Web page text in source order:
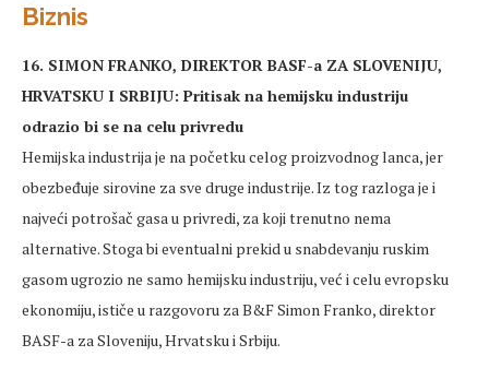
Biznis
16. SIMON FRANKO, DIREKTOR BASF-a ZA SLOVENIJU,
HRVATSKU I SRBIJU: Pritisak na hemijsku industriju
odrazio bi se na celu privredu
Hemijska industrija je na početku celog proizvodnog lanca, jer
obezbeđuje sirovine za sve druge industrije. Iz tog razloga je i
najveći potrošač gasa u privredi, za koji trenutno nema
alternative. Stoga bi eventualni prekid u snabdevanju ruskim
gasom ugrozio ne samo hemijsku industriju, već i celu evropsku
ekonomiju, ističe u razgovoru za B&F Simon Franko, direktor
BASF-a za Sloveniju, Hrvatsku i Srbiju.